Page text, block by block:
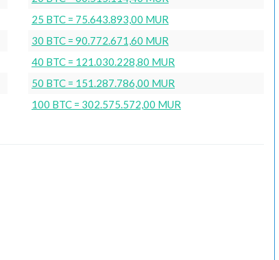
25 BTC = 75.643.893,00 MUR
30 BTC = 90.772.671,60 MUR
40 BTC = 121.030.228,80 MUR
50 BTC = 151.287.786,00 MUR
100 BTC = 302.575.572,00 MUR